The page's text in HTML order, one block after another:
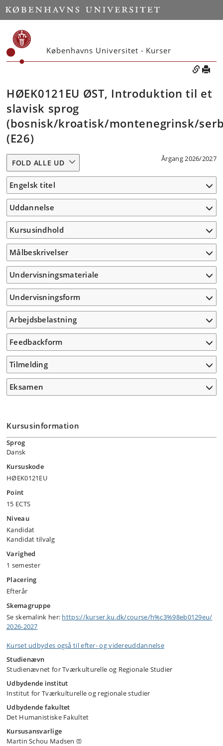
Københavns Universitet - Kurser
HØEK0121EU ØST, Introduktion til et
slavisk sprog
(bosnisk/kroatisk/montenegrinsk/
(E26)
Årgang 2026/2027
FOLD ALLE UD
Engelsk titel
Uddannelse
Kursusindhold
Målbeskrivelser
Undervisningsmateriale
Undervisningsform
Arbejdsbelastning
Feedbackform
Tilmelding
Eksamen
Kursusinformation
Sprog
Dansk
Kursuskode
HØEK0121EU
Point
15 ECTS
Niveau
Kandidat
Kandidat tilvalg
Varighed
1 semester
Placering
Efterår
Skemagruppe
Se skemalink her: https:/​/​kurser.ku.dk/​course/​h%c3%98eb0129eu/​
2026-2027
Kurset udbydes også til efter- og videreuddannelse
Studienævn
Studienævnet for Tværkulturelle og Regionale Studier
Udbydende institut
Institut for Tværkulturelle og regionale studier
Udbydende fakultet
Det Humanistiske Fakultet
Kursusansvarlige
Martin Schou Madsen